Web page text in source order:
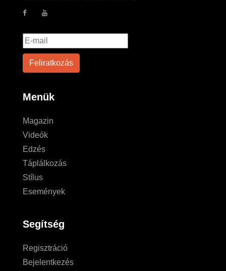
Menük
Magazin
Videók
Edzés
Táplálkozás
Stílus
Események
Segítség
Regisztráció
Bejelentkezés